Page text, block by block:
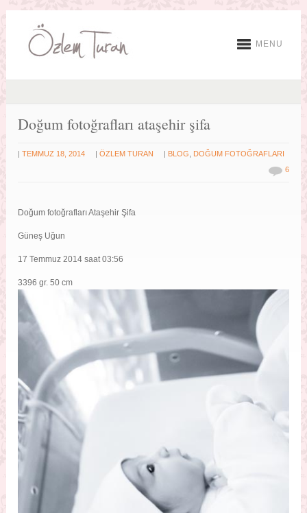
MENU
Doğum fotoğrafları ataşehir şifa
| TEMMUZ 18, 2014 |ÖZLEM TURAN | BLOG
DOĞUM FOTOĞRAFLARI
6
Doğum fotoğrafları Ataşehir Şifa
Güneş Uğun
17 Temmuz 2014 saat 03:56
3396 gr. 50 cm